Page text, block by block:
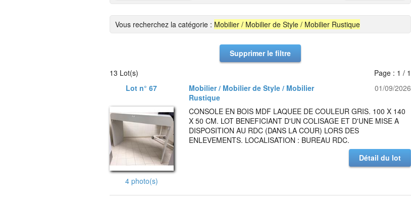
Vous recherchez la catégorie : Mobilier / Mobilier de Style / Mobilier Rustique
Supprimer le filtre
13 Lot(s)
Page : 1 / 1
Lot n° 67
Mobilier / Mobilier de Style / Mobilier
Rustique
01/09/2026
4 photo(s)
CONSOLE EN BOIS MDF LAQUEE DE COULEUR GRIS. 100 X 140
X 50 CM. LOT BENEFICIANT D'UN COLISAGE ET D'UNE MISE A
DISPOSITION AU RDC (DANS LA COUR) LORS DES
ENLEVEMENTS. LOCALISATION : BUREAU RDC.
Détail du lot